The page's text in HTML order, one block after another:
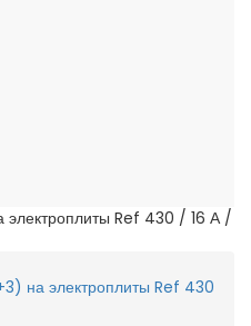
электроплиты Ref 430 / 16 А /
на электроплиты Ref 430